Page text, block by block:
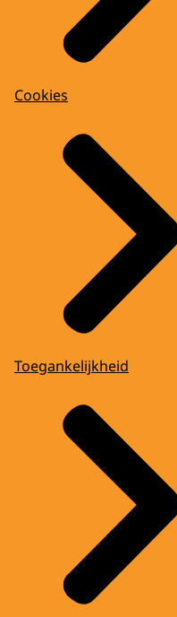
Cookies
Toegankelijkheid